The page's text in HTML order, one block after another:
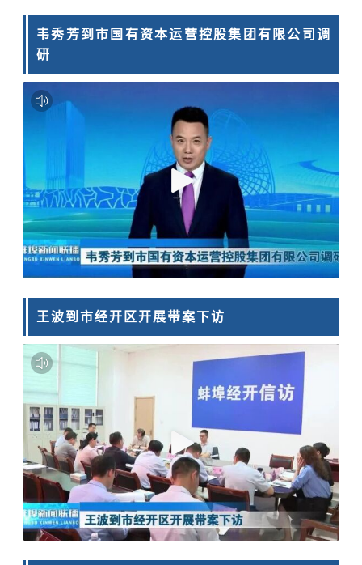
韦秀芳到市国有资本运营控股集团有限公司调
研
王波到市经开区开展带案下访